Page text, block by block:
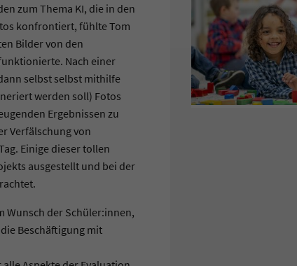
zum Thema KI, die in den
konfrontiert, fühlte Tom
Bilder von den
Nach einer
selbst selbst mithilfe
werden soll) Fotos
Ergebnissen zu
Verfälschung von
Einige dieser tollen
ausgestellt und bei der
Wunsch der Schüler:innen,
Beschäftigung mit